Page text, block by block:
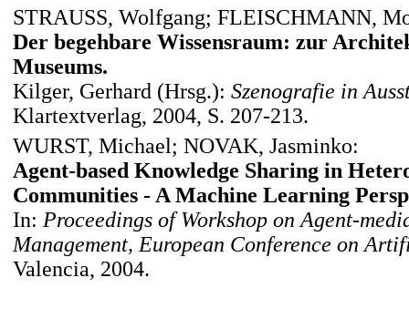
STRAUSS, Wolfgang; FLEISCHMANN,
Der begehbare Wissensraum: zur
Museums.
Kilger, Gerhard (Hrsg.): Szenografie in
Klartextverlag, 2004, S. 207-213.
WURST, Michael; NOVAK, Jasminko:
Agent-based Knowledge Sharing in
Communities - A Machine Learning
In: Proceedings of Workshop on Agent-
Management, European Conference on
Valencia, 2004.